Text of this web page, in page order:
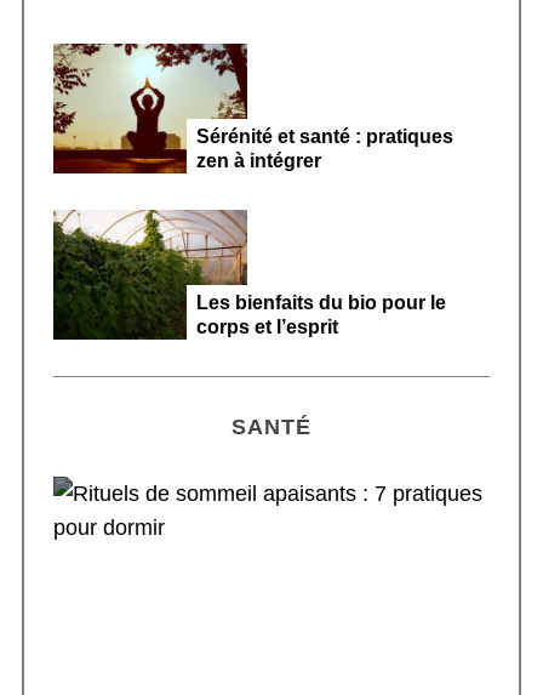
Sérénité et santé : pratiques
zen à intégrer
Les bienfaits du bio pour le
corps et l’esprit
SANTÉ